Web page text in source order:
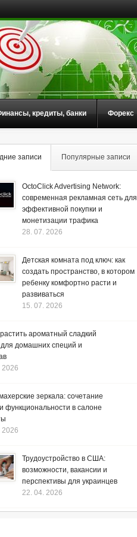
кредиты, банки Форекс
записи Популярные записи
OctoClick Advertising Network:
современная рекламная сеть для
эффективной покупки и
монетизации трафика
28. 07. 2026
Детская комната под ключ: как
создать пространство, в котором
ребенку комфортно расти и
развиваться
15. 07. 2026
ароматный сладкий
домашних специй и
2026
зеркала: сочетание
функциональности в салоне
2026
Трудоустройство в США:
возможности, вакансии и
перспективы для украинцев
22. 04. 2026